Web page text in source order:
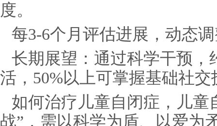
度。
每3-6个月评估进展，动态
长期展望：通过科学干预，
活，50%以上可掌握基础社交
如何治疗儿童自闭症，儿童
战”，需以科学为盾、以爱为